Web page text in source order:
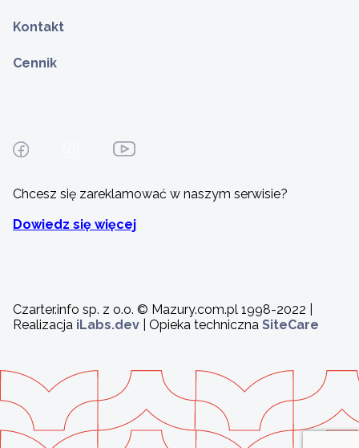
Kontakt
Cennik
Chcesz się zareklamować w naszym serwisie?
Dowiedz się więcej
Czarter.info sp. z o.o. © Mazury.com.pl 1998-2022 |
Realizacja iLabs.dev | Opieka techniczna SiteCare